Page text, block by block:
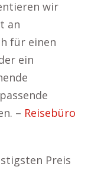
wir
an
für einen
ein
– Reisebüro
Preis